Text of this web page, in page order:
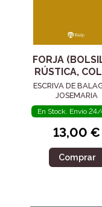
FORJA
RÚSTICA,
ESCRIVA DE
JOSEMARIA
En Stock. Envío
13,00 €
Comprar